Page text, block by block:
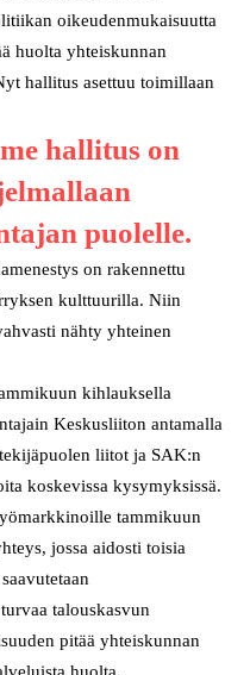
oikeudenmukaisuutta
huolta yhteiskunnan
hallitus asettuu toimillaan
hallitus on
puolelle.
on rakennettu
kulttuurilla. Niin
nähty yhteinen
kihlauksella
Keskusliiton antamalla
liitot ja SAK:n
koskevissa kysymyksissä.
tammikuun
jossa aidosti toisia
talouskasvun
pitää yhteiskunnan
huolta.